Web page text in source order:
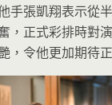
手張凱翔表示從
，正式彩排時對
，令他更加期待